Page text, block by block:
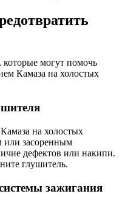
которые могут помочь
Камаза на холостых
на холостых
или засоренным
дефектов или накипи.
глушитель.
зажигания